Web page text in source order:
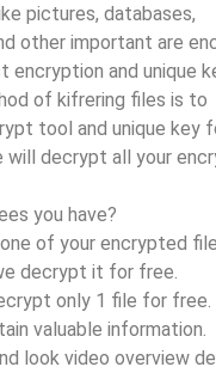
pictures, databases,
other important are
encryption and unique
of kifrering files is to
tool and unique key
will decrypt all your
you have?
one of your encrypted
decrypt it for free.
only 1 file for free.
valuable information.
look video overview